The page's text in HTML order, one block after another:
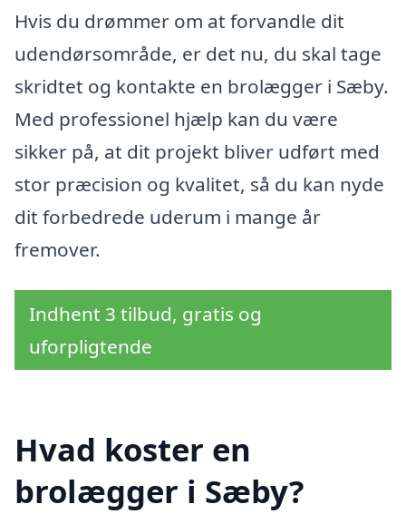
Hvis du drømmer om at forvandle dit
udendørsområde, er det nu, du skal tage
skridtet og kontakte en brolægger i Sæby.
Med professionel hjælp kan du være
sikker på, at dit projekt bliver udført med
stor præcision og kvalitet, så du kan nyde
dit forbedrede uderum i mange år
fremover.
Indhent 3 tilbud, gratis og
uforpligtende
Hvad koster en
brolægger i Sæby?